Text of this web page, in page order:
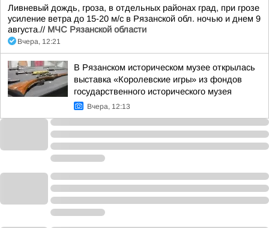
Ливневый дождь, гроза, в отдельных районах град, при грозе
усиление ветра до 15-20 м/с в Рязанской обл. ночью и днем 9
августа.// МЧС Рязанской области
Вчера, 12:21
В Рязанском историческом музее открылась
выставка «Королевские игры» из фондов
государственного исторического музея
Вчера, 12:13